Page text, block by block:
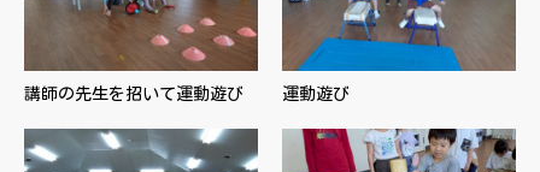
講師の先生を招いて運動遊び 運動遊び